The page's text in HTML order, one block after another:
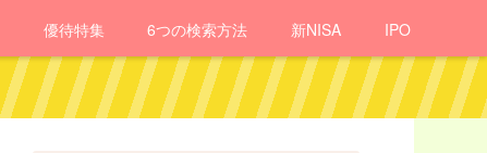
優待特集 6つの検索方法 新NISA IPO